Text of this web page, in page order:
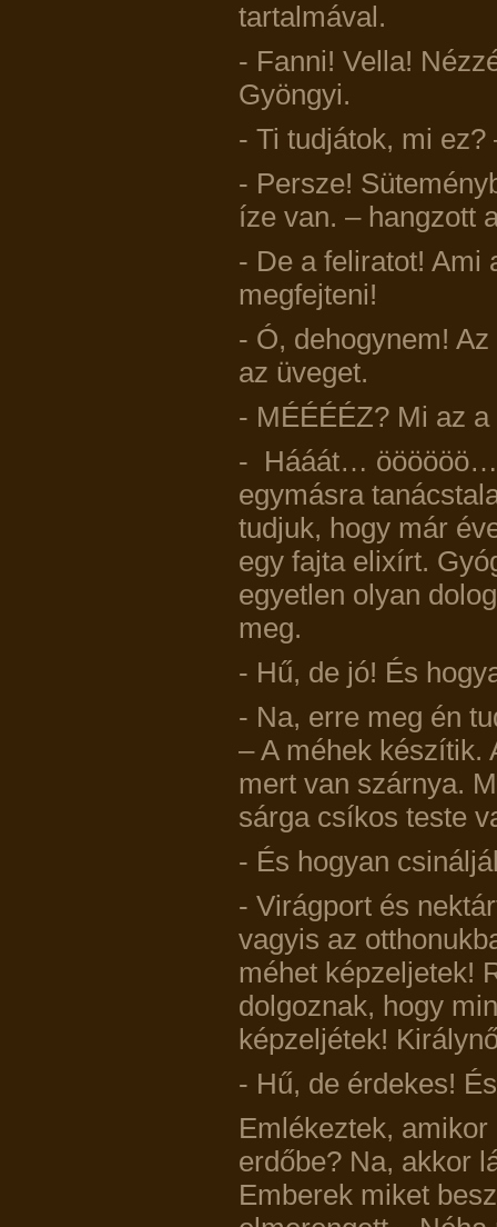
tartalmával.
- Fanni! Vella!
Gyöngyi.
- Ti tudjátok, mi ez?
- Persze!
íze van. – hangzott
- De a feliratot! Ami
megfejteni!
- Ó, dehogynem!
az üveget.
- MÉÉÉÉZ? Mi az a
- Hááát…
egymásra
tudjuk, hogy már
egy fajta elixírt.
egyetlen olyan
meg.
- Hű, de jó! És
- Na, erre meg én
– A méhek készítik.
mert van szárnya.
sárga csíkos teste
- És hogyan
- Virágport és
vagyis az
méhet képzeljetek!
dolgoznak, hogy
képzeljétek!
- Hű, de érdekes!
Emlékeztek,
erdőbe? Na, akkor
Emberek miket